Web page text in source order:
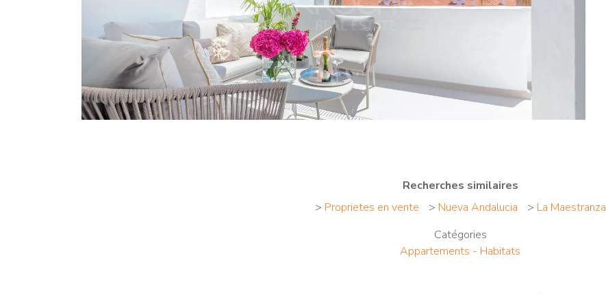
Recherches similaires
> Proprietes en vente > Nueva Andalucia > La Maestranza
Catégories
Appartements - Habitats